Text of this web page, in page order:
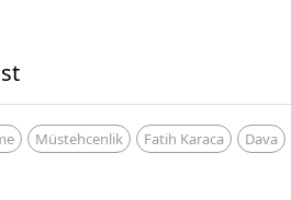
Müstehcenlik Fatih Karaca Dava